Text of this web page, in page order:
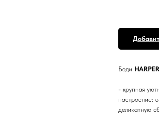
Боди
- крупная
настроение:
деликатную